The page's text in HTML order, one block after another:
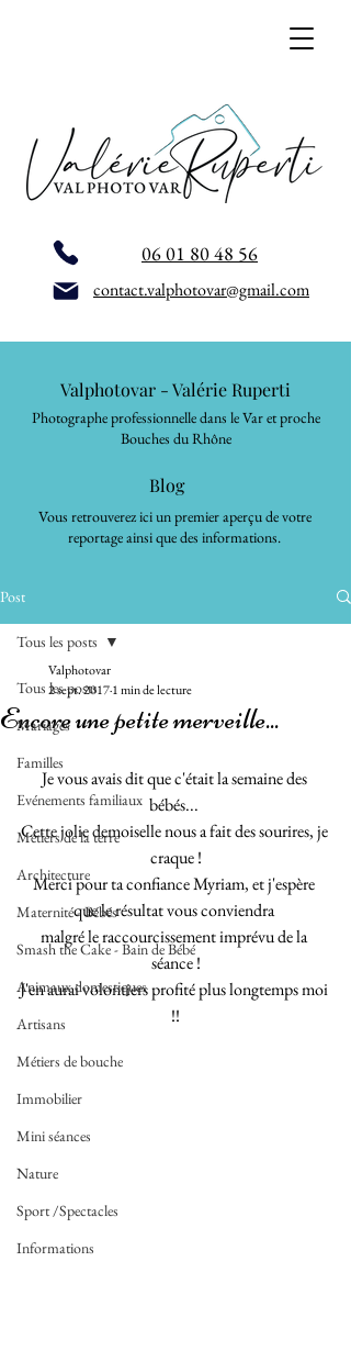
06 01 80 48 56
contact.valphotovar@gmail.com
Valphotovar - Valérie Ruperti
Photographe professionnelle dans le Var et proche
Bouches du Rhône
Blog
Vous retrouverez ici un premier aperçu de votre
reportage ainsi que des informations.
Post
Tous les posts
Mariages
Familles
Evénements familiaux
Métiers de la terre
Architecture
Maternité - Bébés
Smash the Cake - Bain de Bébé
Animaux domestiques
Artisans
Métiers de bouche
Immobilier
Mini séances
Nature
Sport /Spectacles
Informations
Tous les posts
Encore une petite merveille...
Valphotovar
2 sept. 20171 min de lecture
Je vous avais dit que c'était la semaine des
bébés...
Cette jolie demoiselle nous a fait des sourires, je
craque !
Merci pour ta confiance Myriam, et j'espère
que le résultat vous conviendra
malgré le raccourcissement imprévu de la
séance !
J'en aurai volontiers profité plus longtemps moi
!!